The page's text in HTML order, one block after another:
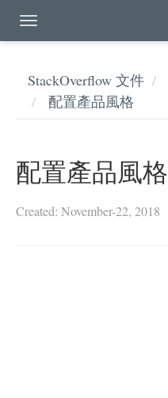
StackOverflow 文件
配置產品風格
配置產品風格
Created: November-22, 2018